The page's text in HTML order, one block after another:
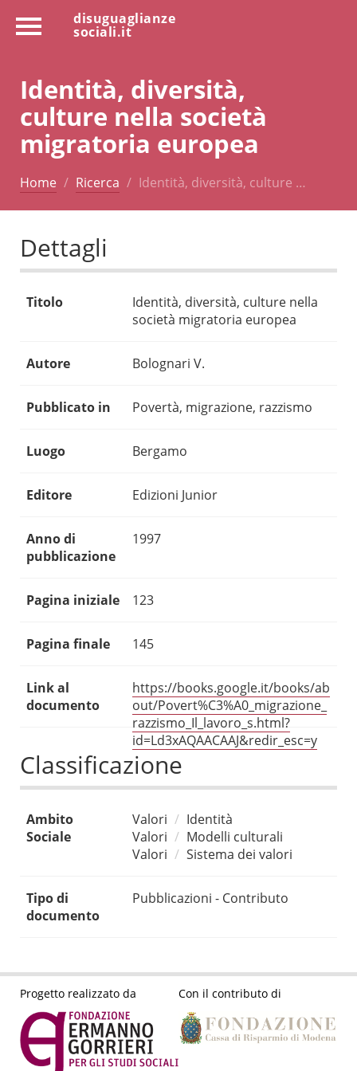
disuguaglianze
sociali.it
Identità, diversità,
culture nella società
migratoria europea
Home Ricerca Identità, diversità, culture …
Dettagli
Titolo
Identità, diversità, culture nella
società migratoria europea
Autore Bolognari V.
Pubblicato in Povertà, migrazione, razzismo
Luogo Bergamo
Editore Edizioni Junior
Anno di
pubblicazione
1997
Pagina iniziale 123
Pagina finale 145
Link al
documento
https://books.google.it/books/ab
out/Povert%C3%A0_migrazione_
razzismo_Il_lavoro_s.html?
id=Ld3xAQAACAAJ&redir_esc=y
Classificazione
Ambito
Sociale
Valori
Identità
Valori
Modelli culturali
Valori
Sistema dei valori
Tipo di
documento
Pubblicazioni - Contributo
Progetto realizzato da Con il contributo di